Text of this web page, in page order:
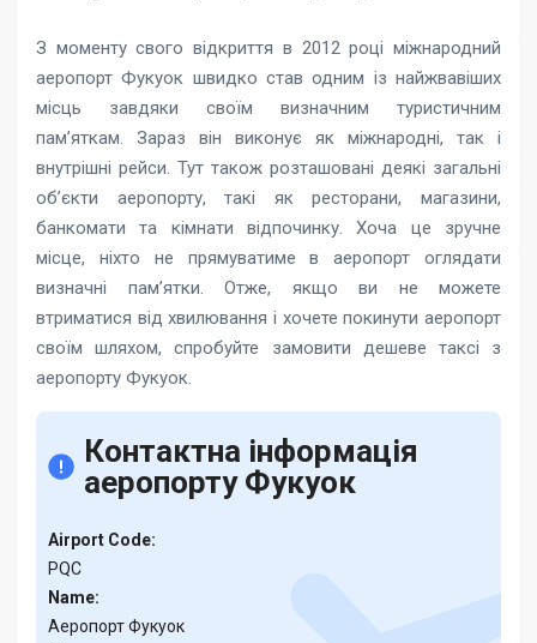
З моменту свого відкриття в 2012 році міжнародний
аеропорт Фукуок швидко став одним із найжвавіших
місць завдяки своїм визначним туристичним
пам’яткам. Зараз він виконує як міжнародні, так і
внутрішні рейси. Тут також розташовані деякі загальні
об’єкти аеропорту, такі як ресторани, магазини,
банкомати та кімнати відпочинку. Хоча це зручне
місце, ніхто не прямуватиме в аеропорт оглядати
визначні пам’ятки. Отже, якщо ви не можете
втриматися від хвилювання і хочете покинути аеропорт
своїм шляхом, спробуйте замовити дешеве таксі з
аеропорту Фукуок.
Контактна інформація
аеропорту Фукуок
Airport Code:
PQC
Name:
Аеропорт Фукуок